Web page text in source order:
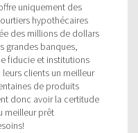
uniquement des
hypothécaires
des millions de dollars
grandes banques,
fiducie et institutions
clients un meilleur
de produits
donc avoir la certitude
meilleur prêt